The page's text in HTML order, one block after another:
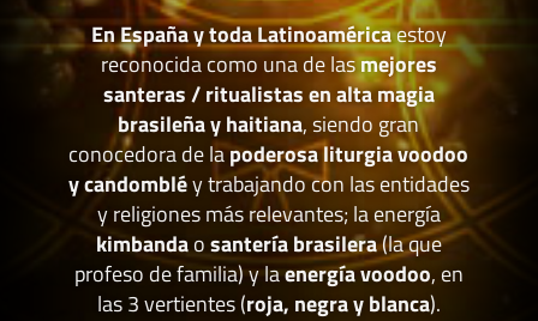
En España y toda Latinoaméricaestoy
reconocida como una de lasmejores
santeras / ritualistas en alta magia
brasileña y haitiana, siendo gran
conocedora de lapoderosa liturgia voodoo
y candombléy trabajando con las entidades
y religiones más relevantes; la energía
kimbandaosantería brasilera(la que
profeso de familia) y laenergía voodoo, en
las 3 vertientes (roja, negra y blanca).